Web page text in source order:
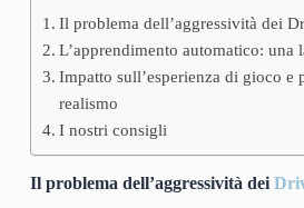
Il problema dell’aggressività dei
L’apprendimento automatico: una
Impatto sull’esperienza di gioco e
realismo
I nostri consigli
Il problema dell’aggressività dei